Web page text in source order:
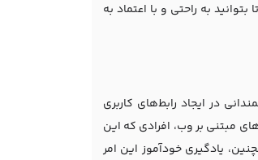
به راحتی و با اعتماد به
در ایجاد رابط‌های کاربری
مبتنی بر وب، افرادی که این
یادگیری خودآموز این امر